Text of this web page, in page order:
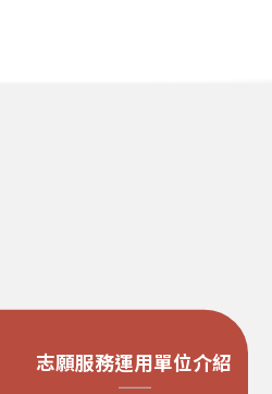
志願服務運用單位介紹